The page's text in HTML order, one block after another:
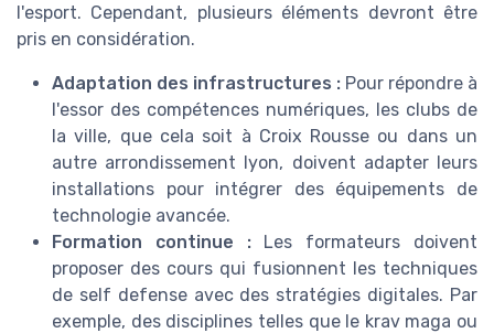
l'esport. Cependant, plusieurs éléments devront être
pris en considération.
Adaptation des infrastructures : Pour répondre à
l'essor des compétences numériques, les clubs de
la ville, que cela soit à Croix Rousse ou dans un
autre arrondissement lyon, doivent adapter leurs
installations pour intégrer des équipements de
technologie avancée.
Formation continue :Les formateurs doivent
proposer des cours qui fusionnent les techniques
de self defense avec des stratégies digitales. Par
exemple, des disciplines telles que le krav maga ou